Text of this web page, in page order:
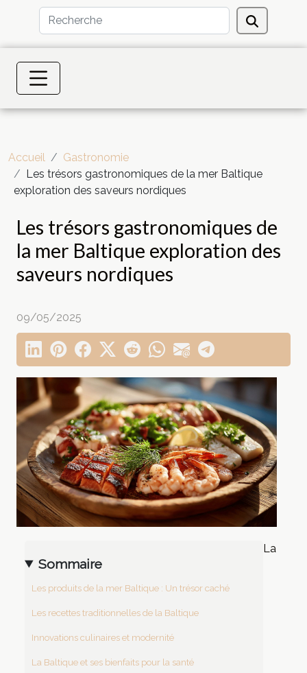
Accueil
Gastronomie
Les trésors gastronomiques de la mer Baltique
exploration des saveurs nordiques
Les trésors gastronomiques de
la mer Baltique exploration des
saveurs nordiques
09/05/2025
Sommaire
Les produits de la mer Baltique : Un trésor caché
Les recettes traditionnelles de la Baltique
Innovations culinaires et modernité
La Baltique et ses bienfaits pour la santé
La